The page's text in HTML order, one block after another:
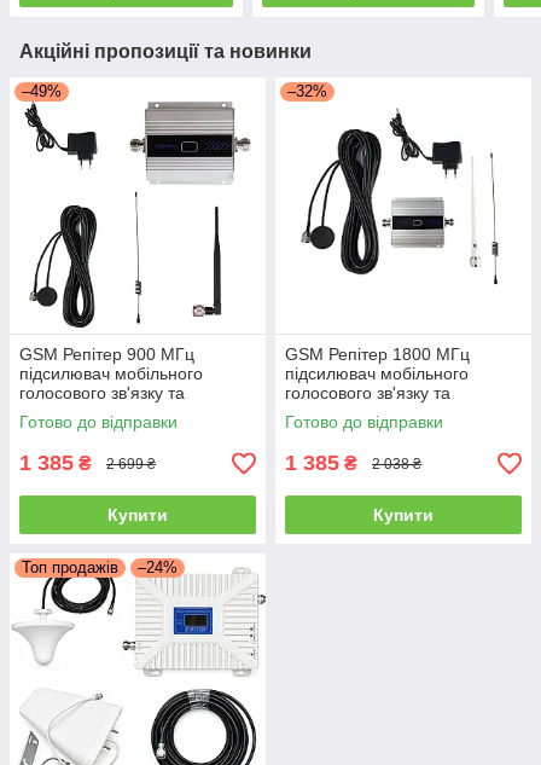
Акційні пропозиції та новинки
–49%
GSM Репітер 900 МГц
підсилювач мобільного
голосового зв'язку та
інтернету Aspor
Готово до відправки
1 385 ₴ 2 699 ₴
Купити
–32%
GSM Репітер 1800 МГц
підсилювач мобільного
голосового зв'язку та
інтернету Aspor
Готово до відправки
1 385 ₴ 2 038 ₴
Купити
Топ продажів –24%